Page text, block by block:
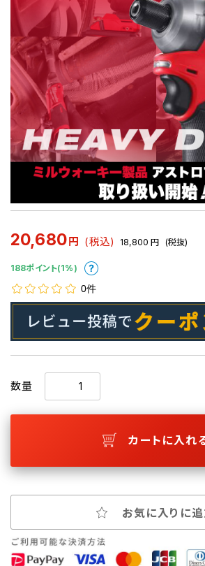
20,680 円 (税込) 18,800 円 (税抜)
188ポイント(1%)
0件
数量
カートに入れ
お気に入りに